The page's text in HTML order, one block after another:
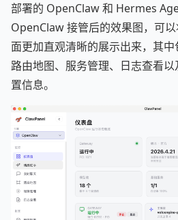
部署的 OpenClaw 和 Hermes
OpenClaw 接管后的效果图，可
面更加直观清晰的展示出来，其中
路由地图、服务管理、日志查看
置信息。